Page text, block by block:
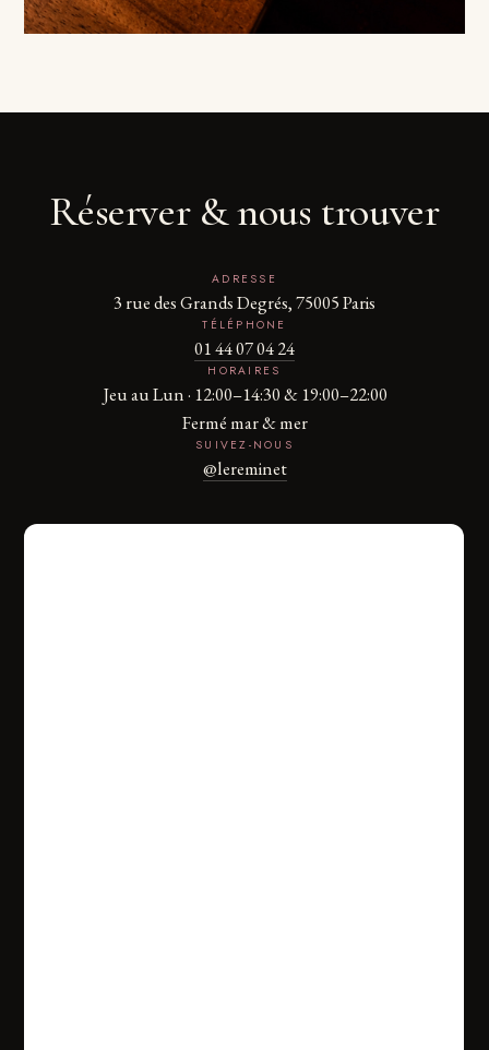
Réserver & nous trouver
ADRESSE
3 rue des Grands Degrés, 75005 Paris
TÉLÉPHONE
01 44 07 04 24
HORAIRES
Jeu au Lun · 12:00–14:30 & 19:00–22:00
Fermé mar & mer
SUIVEZ-NOUS
@lereminet